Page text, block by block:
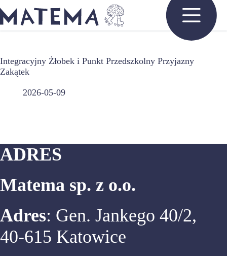
do
treści
Integracyjny Żłobek i Punkt Przedszkolny Przyjazny
Zakątek
2026-05-09
ADRES
Matema sp. z o.o.
Adres: Gen. Jankego 40/2,
40-615 Katowice